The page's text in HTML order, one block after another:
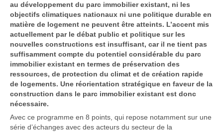
au développement du parc immobilier existant, ni les
objectifs climatiques nationaux ni une politique durable en
matière de logement ne peuvent être atteints. L’accent mis
actuellement par le débat public et politique sur les
nouvelles constructions est insuffisant, car il ne tient pas
suffisamment compte du potentiel considérable du parc
immobilier existant en termes de préservation des
ressources, de protection du climat et de création rapide
de logements. Une réorientation stratégique en faveur de la
construction dans le parc immobilier existant est donc
nécessaire.
Avec ce programme en 8 points, qui repose notamment sur une
série d’échanges avec des acteurs du secteur de la